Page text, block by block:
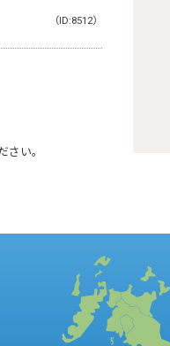
（ID:8512）
さい。